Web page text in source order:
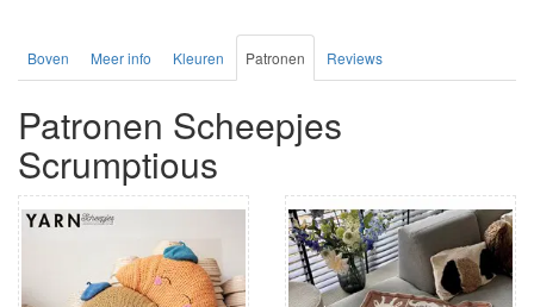
Boven Meer info Kleuren Patronen Reviews
Patronen Scheepjes
Scrumptious